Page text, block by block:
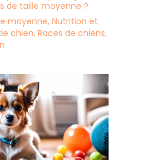
de taille moyenne ?
moyenne, Nutrition et
chien, Races de chiens,